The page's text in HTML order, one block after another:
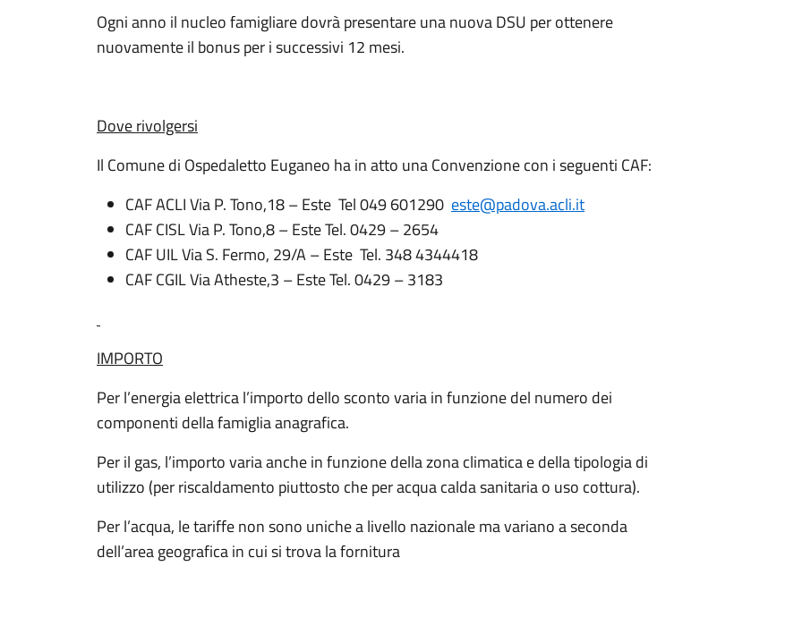
Ogni anno il nucleo famigliare dovrà presentare una nuova DSU per ottenere
nuovamente il bonus per i successivi 12 mesi.
Dove rivolgersi
Il Comune di Ospedaletto Euganeo ha in atto una Convenzione con i seguenti CAF:
CAF ACLI Via P. Tono,18 – Este Tel 049 601290 este@padova.acli.it
CAF CISL Via P. Tono,8 – Este Tel. 0429 – 2654
CAF UIL Via S. Fermo, 29/A – Este Tel. 348 4344418
CAF CGIL Via Atheste,3 – Este Tel. 0429 – 3183
IMPORTO
Per l’energia elettrica l’importo dello sconto varia in funzione del numero dei
componenti della famiglia anagrafica.
Per il gas, l’importo varia anche in funzione della zona climatica e della tipologia di
utilizzo (per riscaldamento piuttosto che per acqua calda sanitaria o uso cottura).
Per l’acqua, le tariffe non sono uniche a livello nazionale ma variano a seconda
dell’area geografica in cui si trova la fornitura